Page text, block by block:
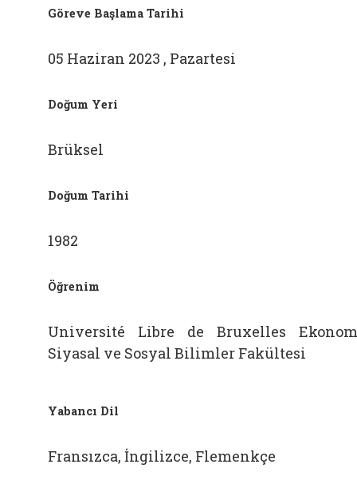
Göreve Başlama Tarihi
05 Haziran 2023 , Pazartesi
Doğum Yeri
Brüksel
Doğum Tarihi
1982
Öğrenim
Université Libre de Bruxelles
Siyasal ve Sosyal Bilimler Fakültesi
Yabancı Dil
Fransızca, İngilizce, Flemenkçe